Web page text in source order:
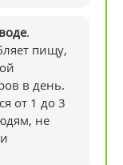
.
пищу,
в день.
от 1 до 3
не